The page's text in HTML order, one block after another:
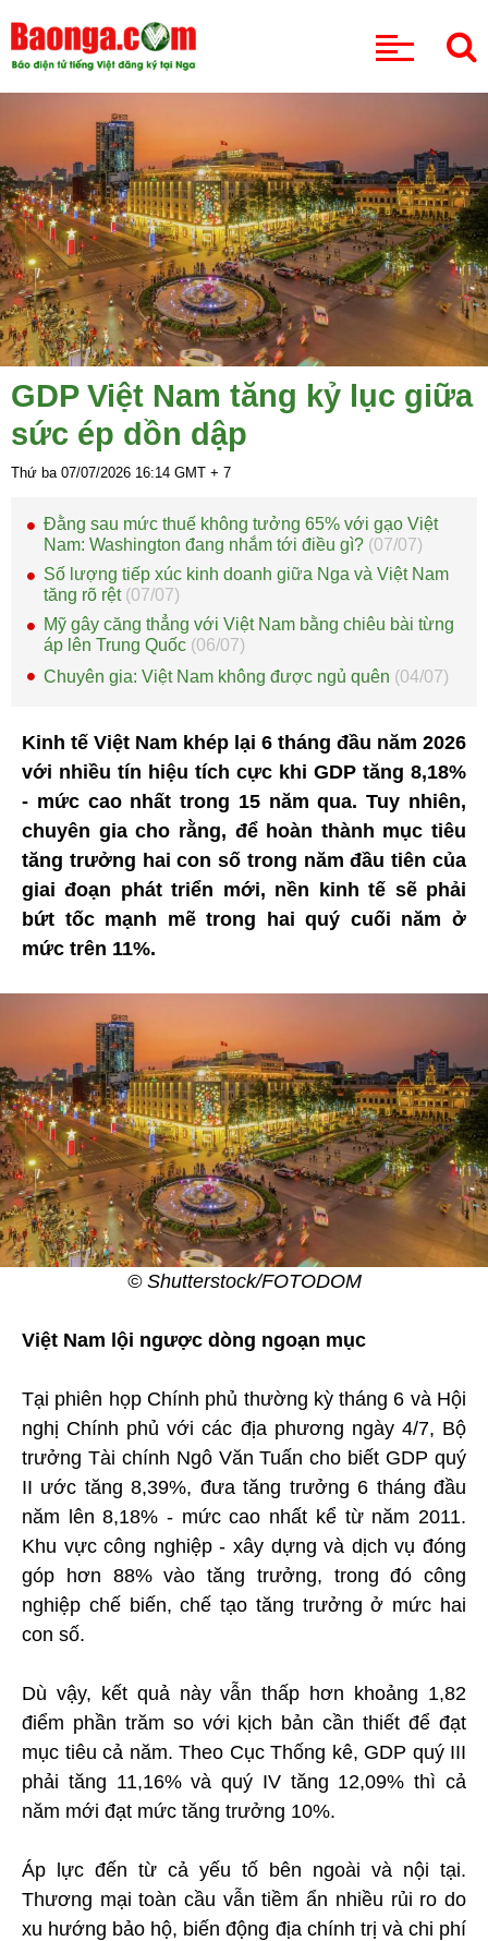
GDP Việt Nam tăng kỷ lục giữa
sức ép dồn dập
Thứ ba 07/07/2026 16:14 GMT + 7
Đằng sau mức thuế không tưởng 65% với gạo Việt
Nam: Washington đang nhắm tới điều gì? (07/07)
Số lượng tiếp xúc kinh doanh giữa Nga và Việt Nam
tăng rõ rệt (07/07)
Mỹ gây căng thẳng với Việt Nam bằng chiêu bài từng
áp lên Trung Quốc (06/07)
Chuyên gia: Việt Nam không được ngủ quên (04/07)
Kinh tế Việt Nam khép lại 6 tháng đầu năm 2026
với nhiều tín hiệu tích cực khi GDP tăng 8,18%
- mức cao nhất trong 15 năm qua. Tuy nhiên,
chuyên gia cho rằng, để hoàn thành mục tiêu
tăng trưởng hai con số trong năm đầu tiên của
giai đoạn phát triển mới, nền kinh tế sẽ phải
bứt tốc mạnh mẽ trong hai quý cuối năm ở
mức trên 11%.
© Shutterstock/FOTODOM
Việt Nam lội ngược dòng ngoạn mục
Tại phiên họp Chính phủ thường kỳ tháng 6 và Hội
nghị Chính phủ với các địa phương ngày 4/7, Bộ
trưởng Tài chính Ngô Văn Tuấn cho biết GDP quý
II ước tăng 8,39%, đưa tăng trưởng 6 tháng đầu
năm lên 8,18% - mức cao nhất kể từ năm 2011.
Khu vực công nghiệp - xây dựng và dịch vụ đóng
góp hơn 88% vào tăng trưởng, trong đó công
nghiệp chế biến, chế tạo tăng trưởng ở mức hai
con số.
Dù vậy, kết quả này vẫn thấp hơn khoảng 1,82
điểm phần trăm so với kịch bản cần thiết để đạt
mục tiêu cả năm. Theo Cục Thống kê, GDP quý III
phải tăng 11,16% và quý IV tăng 12,09% thì cả
năm mới đạt mức tăng trưởng 10%.
Áp lực đến từ cả yếu tố bên ngoài và nội tại.
Thương mại toàn cầu vẫn tiềm ẩn nhiều rủi ro do
xu hướng bảo hộ, biến động địa chính trị và chi phí